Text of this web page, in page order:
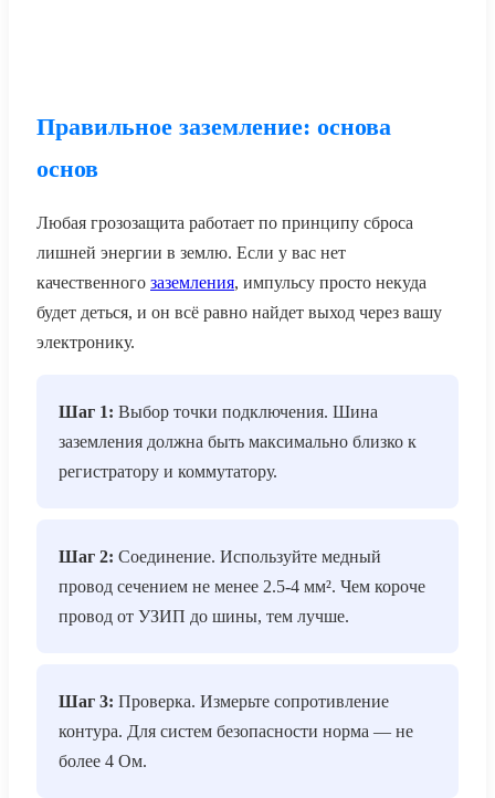
Правильное заземление: основа
основ
Любая грозозащита работает по принципу сброса
лишней энергии в землю. Если у вас нет
качественного заземления, импульсу просто некуда
будет деться, и он всё равно найдет выход через вашу
электронику.
Шаг 1: Выбор точки подключения. Шина
заземления должна быть максимально близко к
регистратору и коммутатору.
Шаг 2: Соединение. Используйте медный
провод сечением не менее 2.5-4 мм². Чем короче
провод от УЗИП до шины, тем лучше.
Шаг 3: Проверка. Измерьте сопротивление
контура. Для систем безопасности норма — не
более 4 Ом.